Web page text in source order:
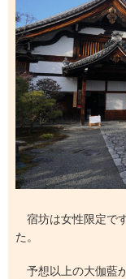
宿坊は女性限定で
た。
予想以上の大伽藍